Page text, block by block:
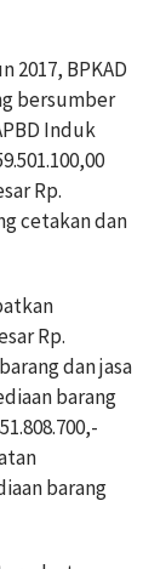
2017, BPKAD
bersumber
Induk
Rp.
cetakan dan
Rp.
dan jasa
barang
barang